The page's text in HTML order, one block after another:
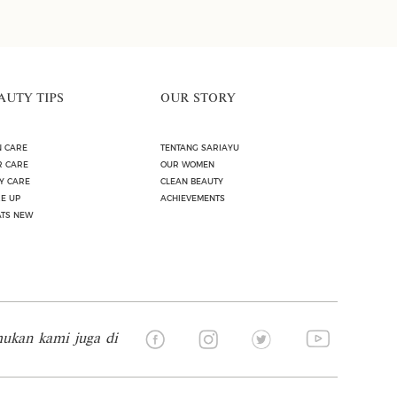
TIPS
CARE
CARE
CARE
UP
NEW
OUR STORY
TENTANG SARIAYU
OUR WOMEN
CLEAN BEAUTY
ACHIEVEMENTS
kami juga di